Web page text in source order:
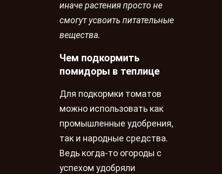
иначе растения просто не
смогут усвоить питательные
вещества.
Чем подкормить
помидоры в теплице
Для подкормки томатов
можно использовать как
промышленные удобрения,
так и народные средства.
Ведь когда-то огороды с
успехом удобряли